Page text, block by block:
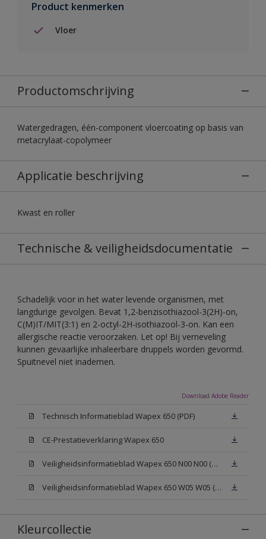
Product kenmerken
Vloer
Productomschrijving
Watergedragen, één-component vloercoating op basis van
metacrylaat-copolymeer
Applicatie beschrijving
Kwast en roller
Technische & veiligheidsdocumentatie
Schadelijk voor in het water levende organismen, met
langdurige gevolgen. Bevat 1,2-benzisothiazool-3(2H)-on,
C(M)IT/MIT(3:1) en 2-octyl-2H-isothiazool-3-on. Kan een
allergische reactie veroorzaken. Let op! Bij verneveling
kunnen gevaarlijke inhaleerbare druppels worden gevormd.
Spuitnevel niet inademen.
Download Adobe Reader
Technisch Informatieblad Wapex 650 (PDF)
CE-Prestatieverklaring Wapex 650
Veiligheidsinformatieblad Wapex 650 N00 N00 (MSDS)
Veiligheidsinformatieblad Wapex 650 W05 W05 (MSDS)
Kleurcollectie